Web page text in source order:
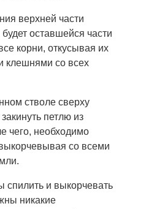
верхней части
оставшейся части
корни, откусывая их
клешнями со всех
стволе сверху
петлю из
чего, необходимо
со всеми
спилить и выкорчевать
никакие